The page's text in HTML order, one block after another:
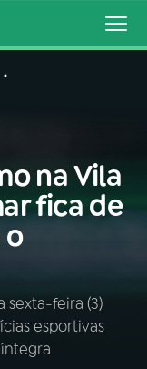
na Vila
fica de
o
sexta-feira (3)
esportivas